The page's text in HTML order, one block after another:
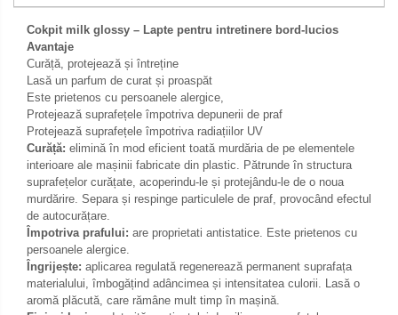
Cokpit milk glossy – Lapte pentru intretinere bord-lucios
Avantaje
Curăță, protejează și întreține
Lasă un parfum de curat și proaspăt
Este prietenos cu persoanele alergice,
Protejează suprafețele împotriva depunerii de praf
Protejează suprafețele împotriva radiațiilor UV
Curăță: elimină în mod eficient toată murdăria de pe elementele
interioare ale mașinii fabricate din plastic. Pătrunde în structura
suprafețelor curățate, acoperindu-le și protejându-le de o noua
murdărire. Separa și respinge particulele de praf, provocând efectul
de autocurățare.
Împotriva prafului: are proprietati antistatice. Este prietenos cu
persoanele alergice.
Îngrijește: aplicarea regulată regenerează permanent suprafața
materialului, îmbogățind adâncimea și intensitatea culorii. Lasă o
aromă plăcută, care rămâne mult timp în mașină.